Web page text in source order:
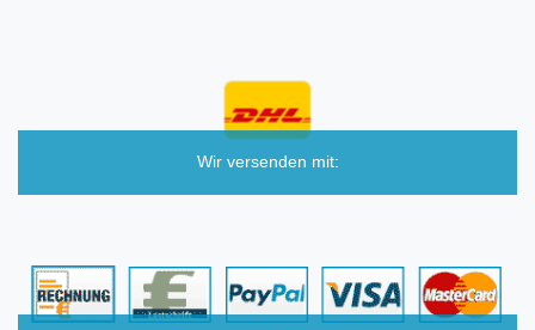
Wir versenden mit: